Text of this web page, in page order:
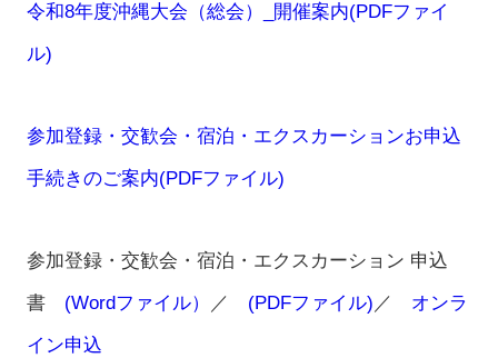
令和8年度沖縄大会（総会）_開催案内(PDFファイ
ル)
参加登録・交歓会・宿泊・エクスカーションお申込
手続きのご案内(PDFファイル)
参加登録・交歓会・宿泊・エクスカーション 申込
書 (Wordファイル） ／ (PDFファイル) ／ オンラ
イン申込